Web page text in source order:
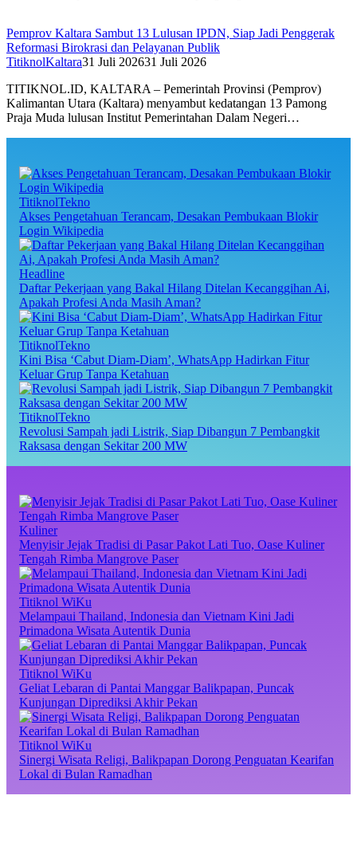
Pemprov Kaltara Sambut 13 Lulusan IPDN, Siap Jadi Penggerak
Reformasi Birokrasi dan Pelayanan Publik
TitiknolKaltara31 Juli 202631 Juli 2026
TITIKNOL.ID, KALTARA – Pemerintah Provinsi (Pemprov)
Kalimantan Utara (Kaltara) menyambut kedatangan 13 Pamong
Praja Muda lulusan Institut Pemerintahan Dalam Negeri…
TitiknolTekno
Akses Pengetahuan Terancam, Desakan Pembukaan Blokir
Login Wikipedia
Headline
Daftar Pekerjaan yang Bakal Hilang Ditelan Kecanggihan Ai,
Apakah Profesi Anda Masih Aman?
TitiknolTekno
Kini Bisa ‘Cabut Diam-Diam’, WhatsApp Hadirkan Fitur
Keluar Grup Tanpa Ketahuan
TitiknolTekno
Revolusi Sampah jadi Listrik, Siap Dibangun 7 Pembangkit
Raksasa dengan Sekitar 200 MW
Kuliner
Menyisir Jejak Tradisi di Pasar Pakot Lati Tuo, Oase Kuliner
Tengah Rimba Mangrove Paser
Titiknol WiKu
Melampaui Thailand, Indonesia dan Vietnam Kini Jadi
Primadona Wisata Autentik Dunia
Titiknol WiKu
Geliat Lebaran di Pantai Manggar Balikpapan, Puncak
Kunjungan Diprediksi Akhir Pekan
Titiknol WiKu
Sinergi Wisata Religi, Balikpapan Dorong Penguatan Kearifan
Lokal di Bulan Ramadhan